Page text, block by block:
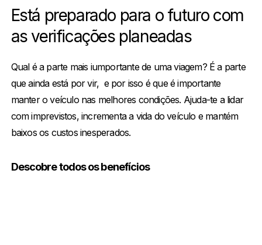
Está preparado para o futuro com
as verificações planeadas
Qual é a parte mais iumportante de uma viagem? É a parte
que ainda está por vir, e por isso é que é importante
manter o veículo nas melhores condições. Ajuda-te a lidar
com imprevistos, incrementa a vida do veículo e mantém
baixos os custos inesperados.
Descobre todos os benefícios